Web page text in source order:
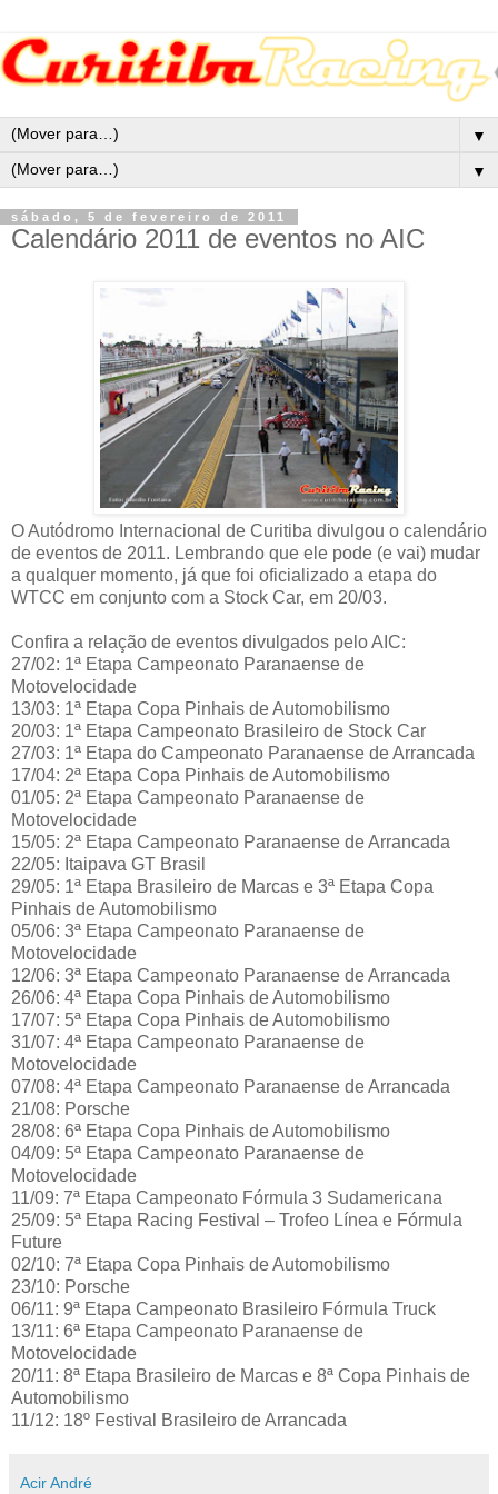
▼
▼
sábado, 5 de fevereiro de 2011
Calendário 2011 de eventos no AIC
O Autódromo Internacional de Curitiba divulgou o calendário
de eventos de 2011. Lembrando que ele pode (e vai) mudar
a qualquer momento, já que foi oficializado a etapa do
WTCC em conjunto com a Stock Car, em 20/03.
Confira a relação de eventos divulgados pelo AIC:
27/02: 1ª Etapa Campeonato Paranaense de
Motovelocidade
13/03: 1ª Etapa Copa Pinhais de Automobilismo
20/03: 1ª Etapa Campeonato Brasileiro de Stock Car
27/03: 1ª Etapa do Campeonato Paranaense de Arrancada
17/04: 2ª Etapa Copa Pinhais de Automobilismo
01/05: 2ª Etapa Campeonato Paranaense de
Motovelocidade
15/05: 2ª Etapa Campeonato Paranaense de Arrancada
22/05: Itaipava GT Brasil
29/05: 1ª Etapa Brasileiro de Marcas e 3ª Etapa Copa
Pinhais de Automobilismo
05/06: 3ª Etapa Campeonato Paranaense de
Motovelocidade
12/06: 3ª Etapa Campeonato Paranaense de Arrancada
26/06: 4ª Etapa Copa Pinhais de Automobilismo
17/07: 5ª Etapa Copa Pinhais de Automobilismo
31/07: 4ª Etapa Campeonato Paranaense de
Motovelocidade
07/08: 4ª Etapa Campeonato Paranaense de Arrancada
21/08: Porsche
28/08: 6ª Etapa Copa Pinhais de Automobilismo
04/09: 5ª Etapa Campeonato Paranaense de
Motovelocidade
11/09: 7ª Etapa Campeonato Fórmula 3 Sudamericana
25/09: 5ª Etapa Racing Festival – Trofeo Línea e Fórmula
Future
02/10: 7ª Etapa Copa Pinhais de Automobilismo
23/10: Porsche
06/11: 9ª Etapa Campeonato Brasileiro Fórmula Truck
13/11: 6ª Etapa Campeonato Paranaense de
Motovelocidade
20/11: 8ª Etapa Brasileiro de Marcas e 8ª Copa Pinhais de
Automobilismo
11/12: 18º Festival Brasileiro de Arrancada
Acir André